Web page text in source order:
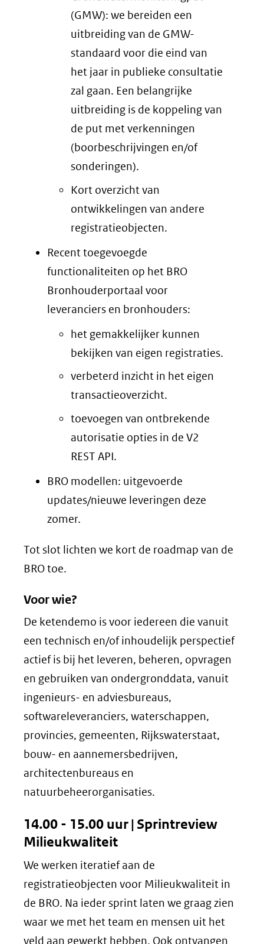
(GMW): we bereiden een
uitbreiding van de GMW-
standaard voor die eind van
het jaar in publieke consultatie
zal gaan. Een belangrijke
uitbreiding is de koppeling van
de put met verkenningen
(boorbeschrijvingen en/of
sonderingen).
Kort overzicht van
ontwikkelingen van andere
registratieobjecten.
Recent toegevoegde
functionaliteiten op het BRO
Bronhouderportaal voor
leveranciers en bronhouders:
het gemakkelijker kunnen
bekijken van eigen registraties.
verbeterd inzicht in het eigen
transactieoverzicht.
toevoegen van ontbrekende
autorisatie opties in de V2
REST API.
BRO modellen: uitgevoerde
updates/nieuwe leveringen deze
zomer.
Tot slot lichten we kort de roadmap van de
BRO toe.
Voor wie?
De ketendemo is voor iedereen die vanuit
een technisch en/of inhoudelijk perspectief
actief is bij het leveren, beheren, opvragen
en gebruiken van ondergronddata, vanuit
ingenieurs- en adviesbureaus,
softwareleveranciers, waterschappen,
provincies, gemeenten, Rijkswaterstaat,
bouw- en aannemersbedrijven,
architectenbureaus en
natuurbeheerorganisaties.
14.00 - 15.00 uur | Sprintreview
Milieukwaliteit
We werken iteratief aan de
registratieobjecten voor Milieukwaliteit in
de BRO. Na ieder sprint laten we graag zien
waar we met het team en mensen uit het
veld aan gewerkt hebben. Ook ontvangen